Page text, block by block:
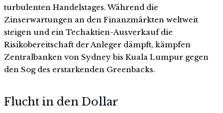
turbulenten Handelstages. Während die
Zinserwartungen an den Finanzmärkten weltweit
steigen und ein Techaktien-Ausverkauf die
Risikobereitschaft der Anleger dämpft, kämpfen
Zentralbanken von Sydney bis Kuala Lumpur gegen
den Sog des erstarkenden Greenbacks.
Flucht in den Dollar